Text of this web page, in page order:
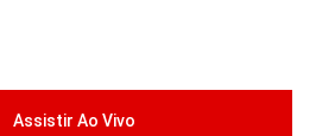
Assistir Ao Vivo